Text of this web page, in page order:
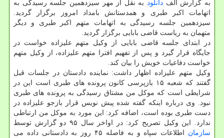
به گزارش الف دانلود به نقل از مهر سیزدهمین جلسه رسیدگی به
اتهامات اکبر طبری و همدستانش بامداد امروز برگزار گردید.
سیزدهمین جلسه رسیدگی به اتهامات متهم اکبر طبری و دیگر
متهمان به ریاست قاضی بابایی برگزار گردید.
در ابتدای جلسه قاضی بابایی از وکیل متهم علیزاده خواست در
جایگاه قرار گیرد و پس از تفهیم افترا متهم علیزاده، از وکیل متهم
خواست دفاعیات خویش را بیان کند.
وکیل متهم علیزاده اظهار داشت: نماینده دادستان در جلسات قبل
گفتند که شعبه ۱۵ بازپرسی کانون پرونده های طبری است این در
شرایطی است که موکل من مشتاق رسیدگی به پرونده های طبری
نبود. وی درباره اینکه گفته شده پیش نویس قرار بازجو علیزاده در
دست طبری بوده است، اضافه کرد: این مورد به موکل من ارتباطی
ندارد. این وکیل تصریح کرد: در اواخر سال ۹۵ دو گزارش توسط
سازمان
اطلاعات سپاه و به فاصله ۴۵ روز به دادستانی داده می